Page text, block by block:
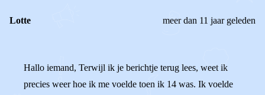
Lotte meer dan 11 jaar geleden
Hallo iemand, Terwijl ik je berichtje terug lees, weet ik
precies weer hoe ik me voelde toen ik 14 was. Ik voelde